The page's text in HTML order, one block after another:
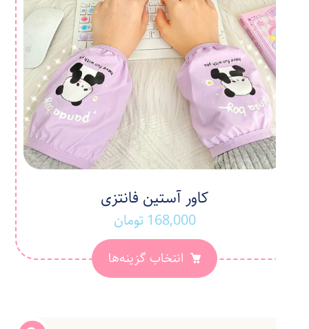
کاور آستین فانتزی
168,000 تومان
انتخاب گزینه‌ها